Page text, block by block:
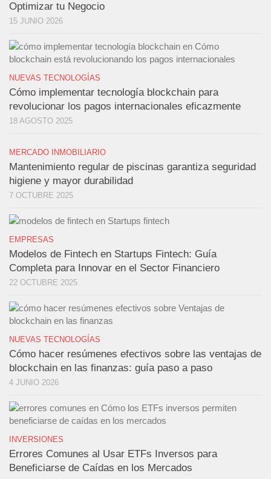
Optimizar tu Negocio
15 JUNIO 2026
NUEVAS TECNOLOGÍAS
Cómo implementar tecnología blockchain para
revolucionar los pagos internacionales eficazmente
18 AGOSTO 2025
MERCADO INMOBILIARIO
Mantenimiento regular de piscinas garantiza seguridad
higiene y mayor durabilidad
7 OCTUBRE 2025
EMPRESAS
Modelos de Fintech en Startups Fintech: Guía
Completa para Innovar en el Sector Financiero
22 OCTUBRE 2025
NUEVAS TECNOLOGÍAS
Cómo hacer resúmenes efectivos sobre las ventajas de
blockchain en las finanzas: guía paso a paso
4 JUNIO 2026
INVERSIONES
Errores Comunes al Usar ETFs Inversos para
Beneficiarse de Caídas en los Mercados